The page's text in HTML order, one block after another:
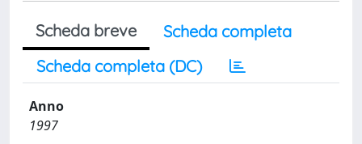
Scheda breve
Scheda completa
Scheda completa (DC)
Anno
1997